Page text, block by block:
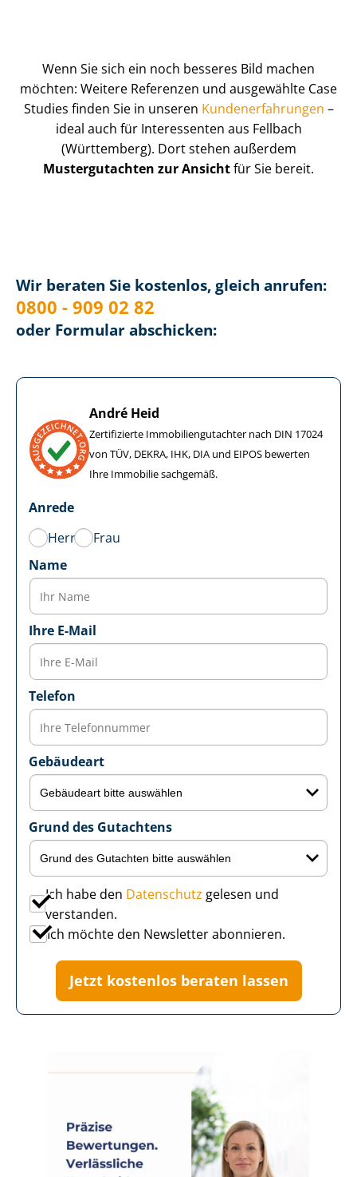
Wenn Sie sich ein noch besseres Bild machen
möchten: Weitere Referenzen und ausgewählte Case
Studies finden Sie in unseren Kun­de­n­er­fah­run­gen –
ideal auch für Interessenten aus Fellbach
(Württemberg). Dort stehen außerdem
Mustergutachten zur Ansichtfür Sie bereit.
Wir beraten Sie kostenlos, gleich anrufen:
0800 - 909 02 82
oder Formular abschicken:
André Heid
Zertifizierte Im­mo­bi­li­en­gut­ach­ter nach DIN 17024
von TÜV, DEKRA, IHK, DIA und EIPOS bewerten
Ihre Immobilie sachgemäß.
Anrede
Herr
Frau
Name
Ihre E-Mail
Telefon
Gebäudeart
Grund des Gutachtens
Ich habe den Datenschutz gelesen und
verstanden.
Ich möchte den Newsletter abonnieren.
Jetzt kostenlos beraten lassen